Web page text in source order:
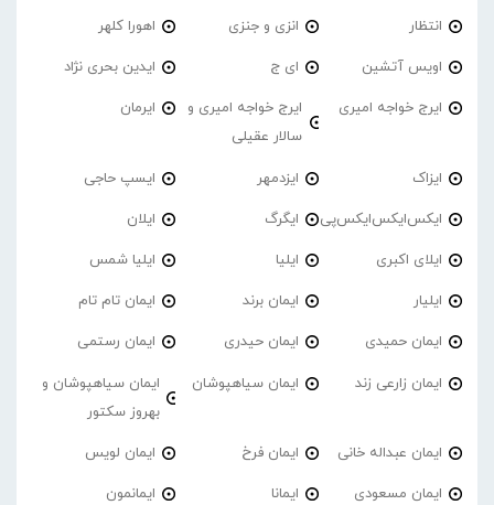
انتظار انزی و جنزی اهورا کلهر
اویس آتشین ای ج ایدین بحری نژاد
ایرج خواجه امیری
ایرج خواجه امیری و
سالار عقیلی
ایرمان
ایزاک ایزدمهر ایسپ حاجی
ایکس‌ایکس‌ایکس‌پی ایگرگ ایلان
ایلای اکبری ایلیا ایلیا شمس
ایلیار ایمان برند ایمان تام تام
ایمان حمیدی ایمان حیدری ایمان رستمی
ایمان زارعی زند ایمان سیاهپوشان
ایمان سیاهپوشان و
بهروز سکتور
ایمان عبداله خانی ایمان فرخ ایمان لویس
ایمان مسعودی ایمانا ایمانمون